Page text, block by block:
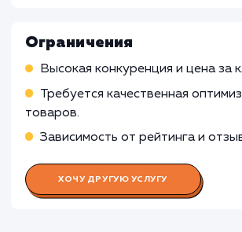
Работа Специалиста
Яндекс Маркетом
Работа SEO-
Работа Специалиста